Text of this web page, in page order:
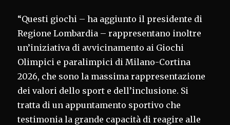
“Questi giochi – ha aggiunto il presidente di
Regione Lombardia – rappresentano inoltre
un’iniziativa di avvicinamento ai Giochi
Olimpici e paralimpici di Milano-Cortina
2026, che sono la massima rappresentazione
dei valori dello sport e dell’inclusione. Si
tratta di un appuntamento sportivo che
testimonia la grande capacità di reagire alle